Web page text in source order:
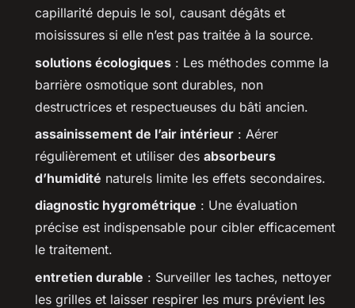
capillarité depuis le sol, causant dégâts et
moisissures si elle n’est pas traitée à la source.
solutions écologiques : Les méthodes comme la
barrière osmotique sont durables, non
destructrices et respectueuses du bâti ancien.
assainissement de l’air intérieur : Aérer
régulièrement et utiliser des absorbeurs
d’humidité naturels limite les effets secondaires.
diagnostic hygrométrique : Une évaluation
précise est indispensable pour cibler efficacement
le traitement.
entretien durable : Surveiller les taches, nettoyer
les grilles et laisser respirer les murs prévient les